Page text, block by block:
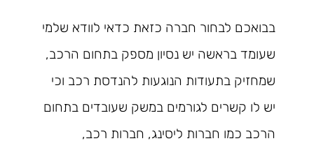
בבואכם לבחור חברה כזאת כדאי לוודא שלמי
שעומד בראשה יש נסיון מספק בתחום הרכב,
שמחזיק בתעודות הנוגעות להנדסת רכב וכי
יש לו קשרים לגורמים במשק שעובדים בתחום
הרכב כמו חברות ליסינג, חברות רכב,